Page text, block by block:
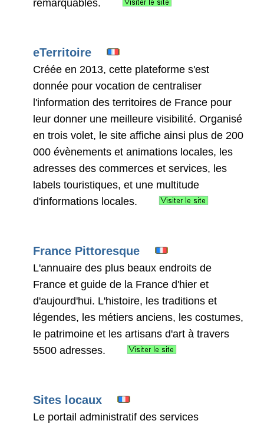
remarquables.
eTerritoire
Créée en 2013, cette plateforme s'est
donnée pour vocation de centraliser
l'information des territoires de France pour
leur donner une meilleure visibilité. Organisé
en trois volet, le site affiche ainsi plus de 200
000 évènements et animations locales, les
adresses des commerces et services, les
labels touristiques, et une multitude
d'informations locales.
France Pittoresque
L'annuaire des plus beaux endroits de
France et guide de la France d'hier et
d'aujourd'hui. L'histoire, les traditions et
légendes, les métiers anciens, les costumes,
le patrimoine et les artisans d'art à travers
5500 adresses.
Sites locaux
Le portail administratif des services